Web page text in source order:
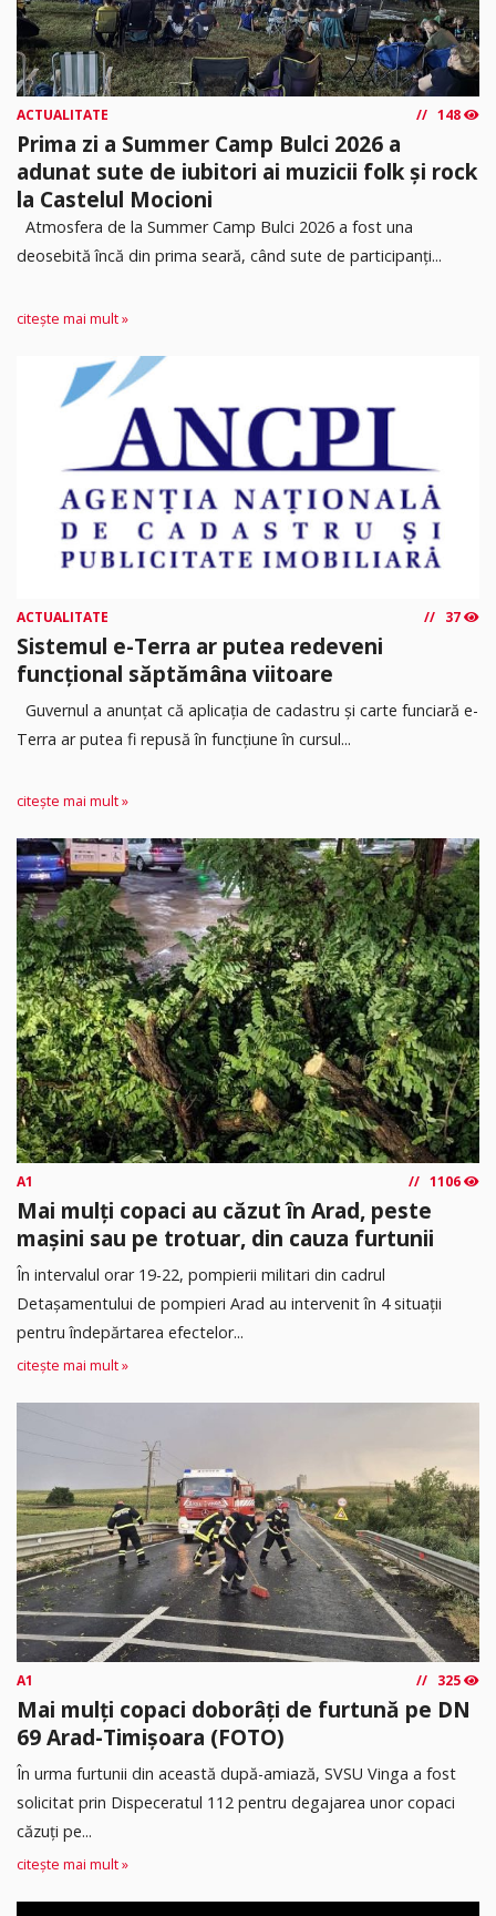
ACTUALITATE 148
Prima zi a Summer Camp Bulci 2026 a
adunat sute de iubitori ai muzicii folk și rock
la Castelul Mocioni
Atmosfera de la Summer Camp Bulci 2026 a fost una
deosebită încă din prima seară, când sute de participanți...
citește mai mult »
ACTUALITATE 37
Sistemul e-Terra ar putea redeveni
funcțional săptămâna viitoare
Guvernul a anunțat că aplicația de cadastru și carte funciară e-
Terra ar putea fi repusă în funcțiune în cursul...
citește mai mult »
A1 1106
Mai mulți copaci au căzut în Arad, peste
mașini sau pe trotuar, din cauza furtunii
În intervalul orar 19-22, pompierii militari din cadrul
Detașamentului de pompieri Arad au intervenit în 4 situații
pentru îndepărtarea efectelor...
citește mai mult »
A1 325
Mai mulți copaci doborâți de furtună pe DN
69 Arad-Timișoara (FOTO)
În urma furtunii din această după-amiază, SVSU Vinga a fost
solicitat prin Dispeceratul 112 pentru degajarea unor copaci
căzuți pe...
citește mai mult »